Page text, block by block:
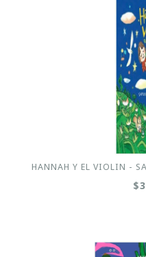
HANNAH Y EL VIOLIN -